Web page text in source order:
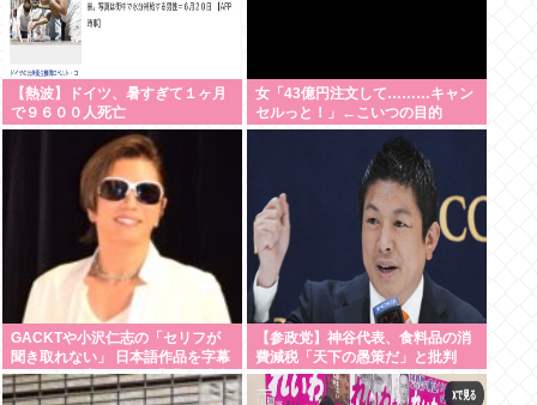
【熱波】ドイツ、暑すぎて１ヶ月
で９６００人死亡
女「43億円注文して………キャン
セルっと！」←こいつの目的
GACKTや小沢仁志の「セリフが
聞き取れない」 日本語作品を字幕
で見る人が増えている背景… 聴力
低下が原因ではない？
【参政党】神谷代表、食料品の消
費減税「天下の愚策だ」と批判
★3